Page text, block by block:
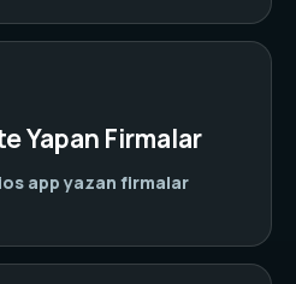
Yapan Firmalar
app yazan firmalar